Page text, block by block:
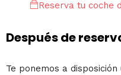
Reserva tu coche
Después de
Te ponemos a